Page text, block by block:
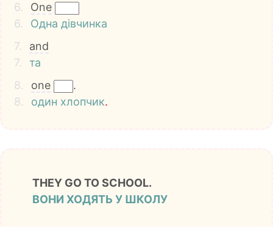
6.
One
6.
Одна дівчинка
7.
and
7.
та
8.
one
.
8.
один хлопчик.
THEY GO TO SCHOOL.
ВОНИ ХОДЯТЬ У ШКОЛУ